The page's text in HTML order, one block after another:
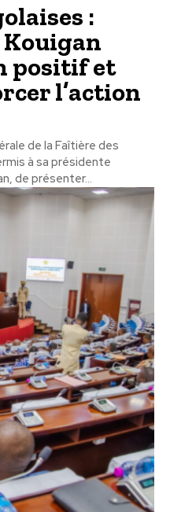
:
Kouigan
positif et
l’action
de la Faîtière des
à sa présidente
de présenter...